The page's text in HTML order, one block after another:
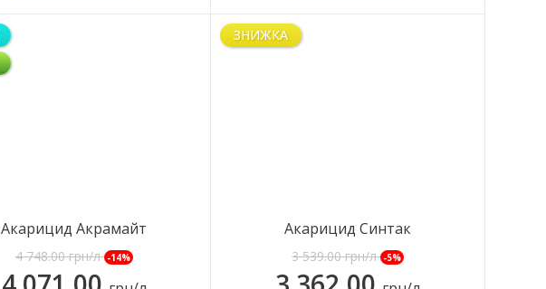
Акарицид Акрамайт
4 748.00грн/л -14%
ЗНИЖКА
Акарицид Синтак
3 539.00грн/л -5%